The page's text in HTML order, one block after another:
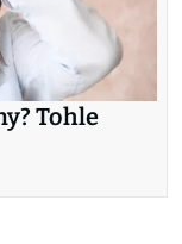
Tohle